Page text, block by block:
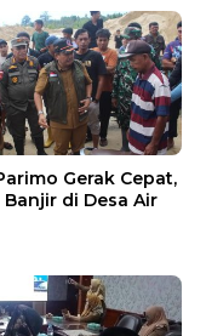
Gerak Cepat,
di Desa Air